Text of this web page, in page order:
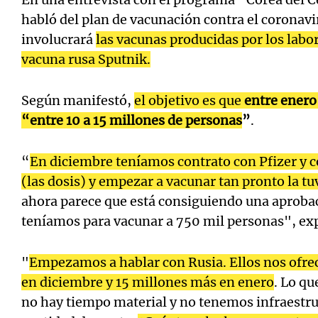
habló del plan de vacunación contra el
involucrarálas vacunas producidas por los
vacuna rusa Sputnik.
Según manifestó, el objetivo es que entre
“entre 10 a 15 millones de personas”.
“En diciembre teníamos contrato con Pfizer y
(las dosis) y empezar a vacunar tan pronto la
ahora parece que está consiguiendo una
teníamos para vacunar a 750 mil personas",
"Empezamos a hablar con Rusia. Ellos nos
en diciembre y 15 millones más en enero. Lo
no hay tiempo material y no tenemos